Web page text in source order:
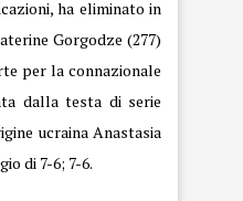
ha eliminato in
Gorgodze (277)
per la connazionale
dalla testa di serie
ucraina Anastasia
di 7-6; 7-6.